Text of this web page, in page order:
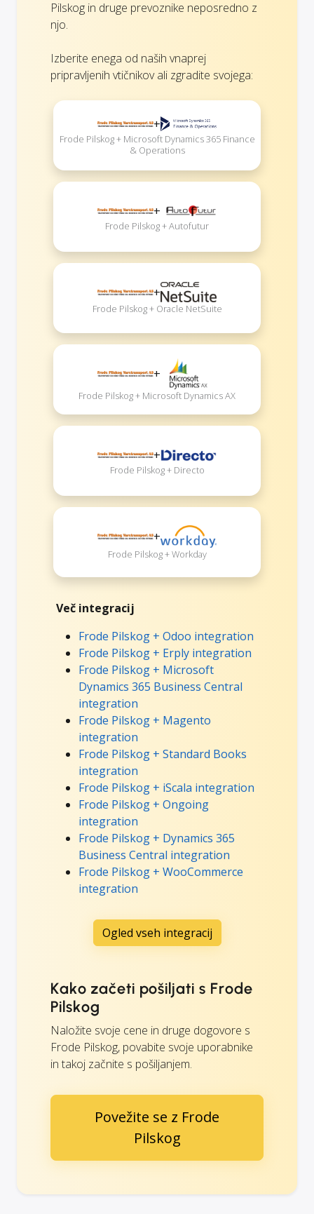
Pilskog in druge prevoznike neposredno z
njo.
Izberite enega od naših vnaprej
pripravljenih vtičnikov ali zgradite svojega:
+
Frode Pilskog + Microsoft Dynamics 365 Finance
& Operations
+
Frode Pilskog + Autofutur
+
Frode Pilskog + Oracle NetSuite
+
Frode Pilskog + Microsoft Dynamics AX
+
Frode Pilskog + Directo
+
Frode Pilskog + Workday
Več integracij
Frode Pilskog + Odoo integration
Frode Pilskog + Erply integration
Frode Pilskog + Microsoft
Dynamics 365 Business Central
integration
Frode Pilskog + Magento
integration
Frode Pilskog + Standard Books
integration
Frode Pilskog + iScala integration
Frode Pilskog + Ongoing
integration
Frode Pilskog + Dynamics 365
Business Central integration
Frode Pilskog + WooCommerce
integration
Ogled vseh integracij
Kako začeti pošiljati s Frode
Pilskog
Naložite svoje cene in druge dogovore s
Frode Pilskog, povabite svoje uporabnike
in takoj začnite s pošiljanjem.
Povežite se z Frode
Pilskog